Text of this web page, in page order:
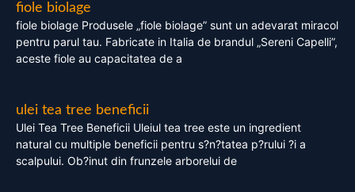
fiole biolage
fiole biolage Produsele „fiole biolage” sunt un adevarat miracol
pentru parul tau. Fabricate in Italia de brandul „Sereni Capelli”,
aceste fiole au capacitatea de a
ulei tea tree beneficii
Ulei Tea Tree Beneficii Uleiul tea tree este un ingredient
natural cu multiple beneficii pentru s?n?tatea p?rului ?i a
scalpului. Ob?inut din frunzele arborelui de